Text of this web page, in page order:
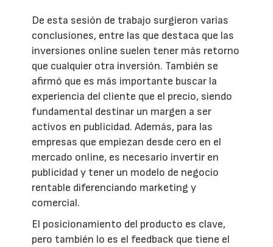
De esta sesión de trabajo surgieron varias
conclusiones, entre las que destaca que las
inversiones online suelen tener más retorno
que cualquier otra inversión. También se
afirmó que es más importante buscar la
experiencia del cliente que el precio, siendo
fundamental destinar un margen a ser
activos en publicidad. Además, para las
empresas que empiezan desde cero en el
mercado online, es necesario invertir en
publicidad y tener un modelo de negocio
rentable diferenciando marketing y
comercial.
El posicionamiento del producto es clave,
pero también lo es el feedback que tiene el